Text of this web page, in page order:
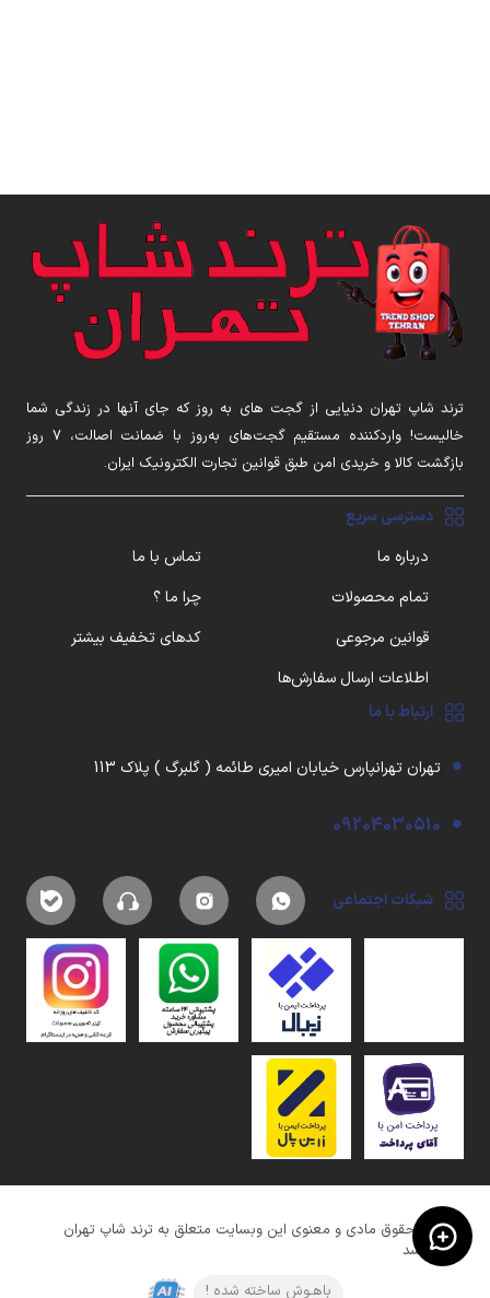
ترند شاپ تهران دنیایی از گجت های به روز که جای آنها در زندگی شما
خالیست! واردکننده مستقیم گجت‌های به‌روز با ضمانت اصالت، ۷ روز
بازگشت کالا و خریدی امن طبق قوانین تجارت الکترونیک ایران.
دسترسی سریع
درباره ما
تماس با ما
تمام محصولات
چرا ما ؟
قوانین مرجوعی
کدهای تخفیف بیشتر
اطلاعات ارسال سفارش‌ها
ارتباط با ما
تهران تهرانپارس خیابان امیری طائمه ( گلبرگ ) پلاک 113
09204030510
شبکات اجتماعی
کلیه حقوق مادی و معنوی این وبسایت متعلق به ترند شاپ تهران
میباشد
باهـوش ساخته شده !